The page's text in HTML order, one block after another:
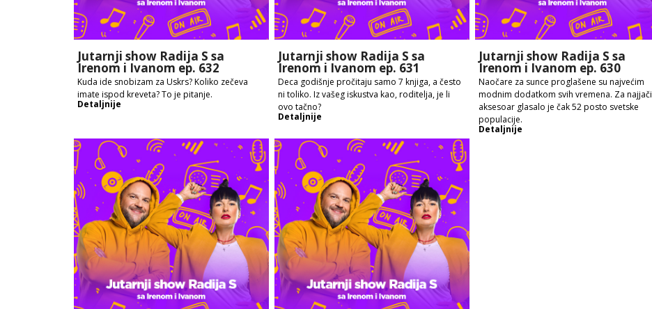
Jutarnji show Radija S sa
Irenom i Ivanom ep. 632
Kuda ide snobizam za Uskrs? Koliko zečeva
imate ispod kreveta? To je pitanje.
Detaljnije
Jutarnji show Radija S sa
Irenom i Ivanom ep. 631
Deca godišnje pročitaju samo 7 knjiga, a često
ni toliko. Iz vašeg iskustva kao, roditelja, je li
ovo tačno?
Detaljnije
Jutarnji show Radija S sa
Irenom i Ivanom ep. 630
Naočare za sunce proglašene su najvećim
modnim dodatkom svih vremena. Za najjači
aksesoar glasalo je čak 52 posto svetske
populacije.
Detaljnije